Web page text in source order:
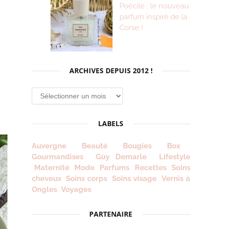
Poécile : le nouveau
parfum inspiré de la
Corse !
ARCHIVES DEPUIS 2012 !
Archives
depuis
!
LABELS
Auvergne Beauté Bougies
Box
Gourmandises
Guy Demarle
Lifestyle
Maternité
Mode Parfums Recettes Soins
cheveux Soins corps Soins visage Vernis à
Ongles Voyages
PARTENAIRE